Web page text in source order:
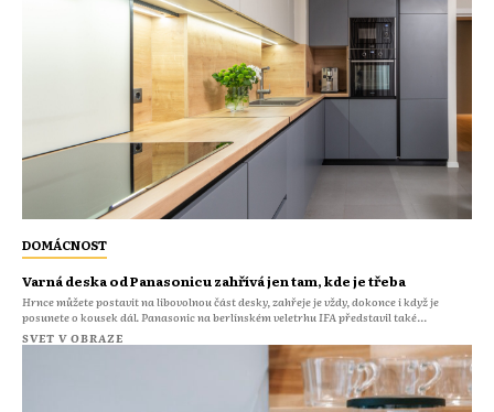
DOMÁCNOST
Varná deska od Panasonicu zahřívá jen tam, kde je třeba
Hrnce můžete postavit na libovolnou část desky, zahřeje je vždy, dokonce i když je
posunete o kousek dál. Panasonic na berlínském veletrhu IFA představil také...
SVET V OBRAZE